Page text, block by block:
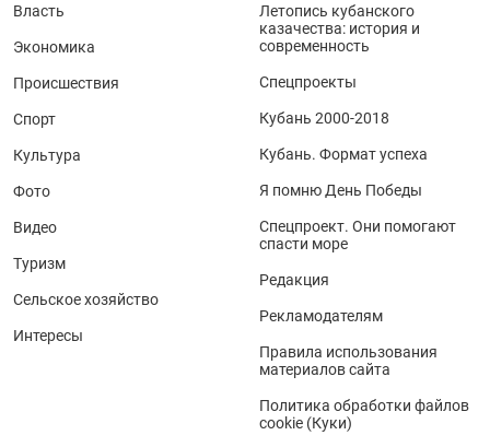
Власть
Экономика
Происшествия
Спорт
Культура
Фото
Видео
Туризм
Сельское хозяйство
Интересы
Летопись кубанского
казачества: история и
современность
Спецпроекты
Кубань 2000-2018
Кубань. Формат успеха
Я помню День Победы
Спецпроект. Они помогают
спасти море
Редакция
Рекламодателям
Правила использования
материалов сайта
Политика обработки файлов
cookie (Куки)